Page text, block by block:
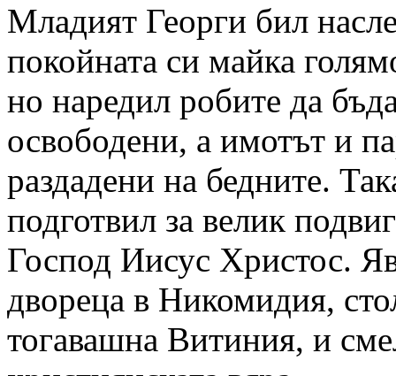
Младият Георги бил
покойната си майка
но наредил робите да
освободени, а имотът и
раздадени на бедните.
подготвил за велик
Господ Иисус Христос.
двореца в Никомидия,
тогавашна Витиния, и